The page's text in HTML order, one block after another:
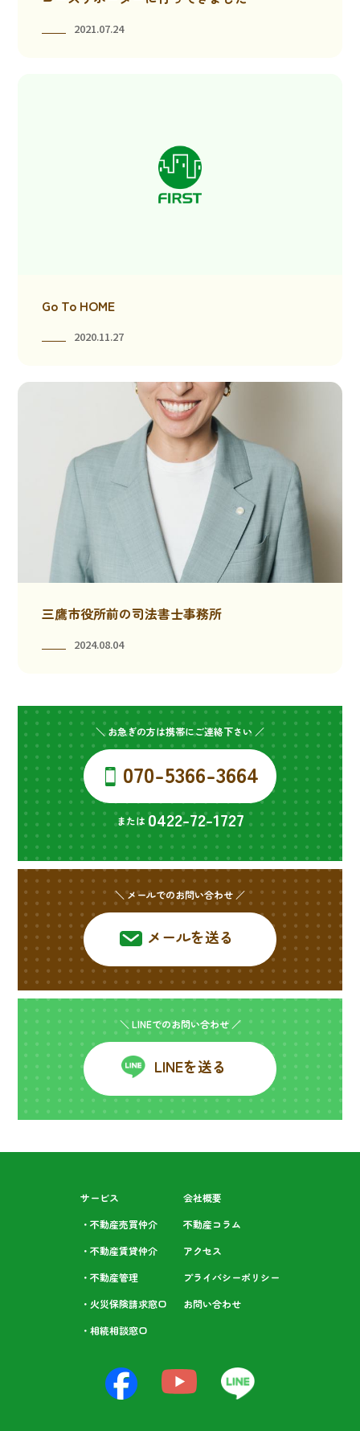
2021.07.24
Go To HOME
2020.11.27
三鷹市役所前の司法書士事務所
2024.08.04
＼ お急ぎの方は携帯にご連絡下さい ／
070-5366-3664
または 0422-72-1727
＼ メールでのお問い合わせ ／
メールを送る
＼ LINEでのお問い合わせ ／
LINEを送る
サービス
・不動産売買仲介
・不動産賃貸仲介
・不動産管理
・火災保険請求窓口
・相続相談⁩窓口
会社概要
不動産コラム
アクセス
プライバシーポリシー
お問い合わせ